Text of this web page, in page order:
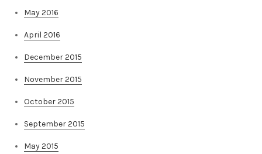
May 2016
April 2016
December 2015
November 2015
October 2015
September 2015
May 2015